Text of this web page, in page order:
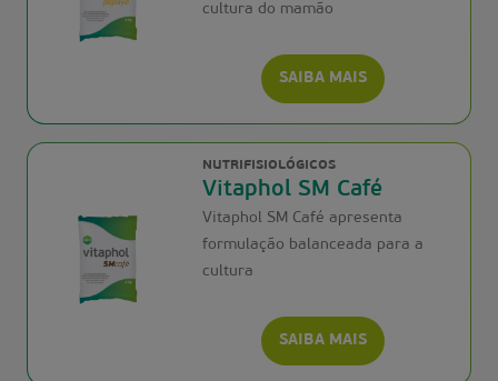
cultura do mamão
SAIBA MAIS
NUTRIFISIOLÓGICOS
Vitaphol SM Café
Vitaphol SM Café apresenta
formulação balanceada para a
cultura
SAIBA MAIS